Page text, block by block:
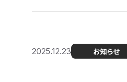
2025.12.23 お知らせ